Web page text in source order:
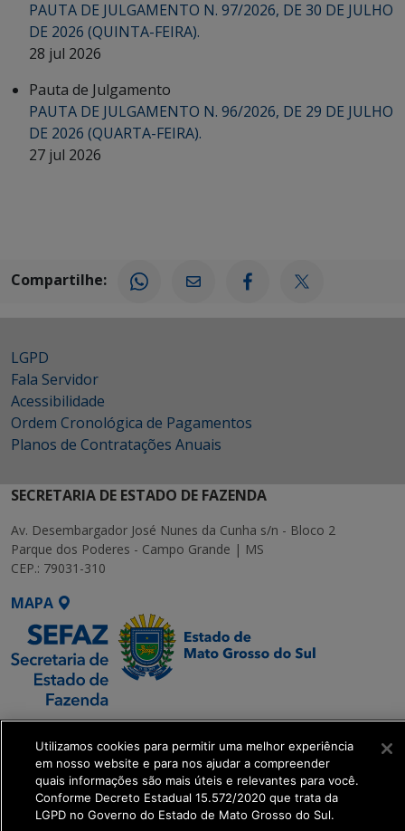
PAUTA DE JULGAMENTO N. 97/2026, DE 30 DE JULHO
DE 2026 (QUINTA-FEIRA).
28 jul 2026
Pauta de Julgamento
PAUTA DE JULGAMENTO N. 96/2026, DE 29 DE JULHO
DE 2026 (QUARTA-FEIRA).
27 jul 2026
Compartilhe:
LGPD
Fala Servidor
Acessibilidade
Ordem Cronológica de Pagamentos
Planos de Contratações Anuais
SECRETARIA DE ESTADO DE FAZENDA
Av. Desembargador José Nunes da Cunha s/n - Bloco 2
Parque dos Poderes - Campo Grande | MS
CEP.: 79031-310
MAPA
SETDIG | Secretaria-
Executiva de
Transformação Digital
get_footer();
Utilizamos cookies para permitir uma melhor experiência
em nosso website e para nos ajudar a compreender
quais informações são mais úteis e relevantes para você.
Conforme Decreto Estadual 15.572/2020 que trata da
LGPD no Governo do Estado de Mato Grosso do Sul.